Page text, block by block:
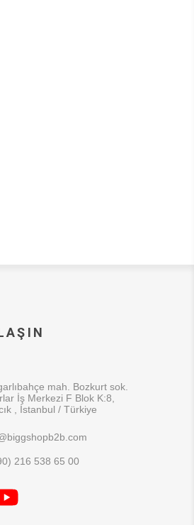
mah. Bozkurt sok.
İş Merkezi F Blok K:8,
, İstanbul / Türkiye
216 538 65 00